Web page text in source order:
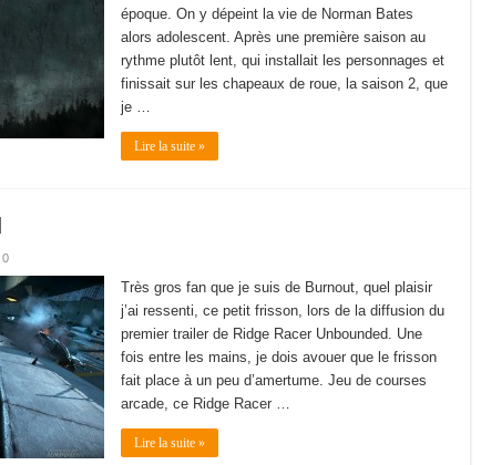
époque. On y dépeint la vie de Norman Bates
alors adolescent. Après une première saison au
rythme plutôt lent, qui installait les personnages et
finissait sur les chapeaux de roue, la saison 2, que
je …
Lire la suite »
0
Très gros fan que je suis de Burnout, quel plaisir
j’ai ressenti, ce petit frisson, lors de la diffusion du
premier trailer de Ridge Racer Unbounded. Une
fois entre les mains, je dois avouer que le frisson
fait place à un peu d’amertume. Jeu de courses
arcade, ce Ridge Racer …
Lire la suite »